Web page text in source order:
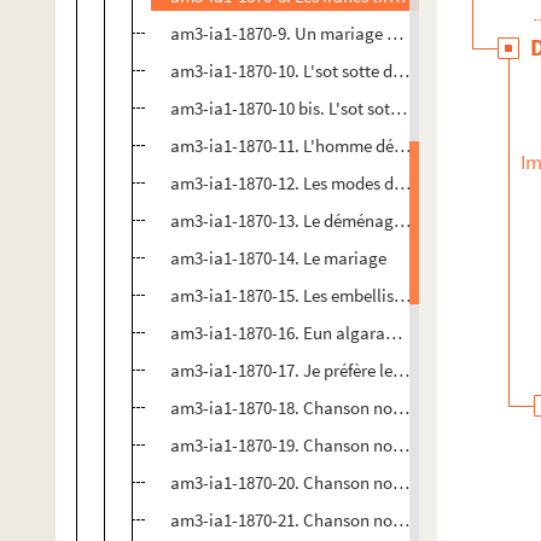
am3-ia1-1870-9. Un mariage bien désiré
am3-ia1-1870-10. L'sot sotte d'amour
am3-ia1-1870-10 bis. L'sot sotte d'amour
am3-ia1-1870-11. L'homme désespéré
am3-ia1-1870-12. Les modes du jour
am3-ia1-1870-13. Le déménagement de la rue de
am3-ia1-1870-14. Le mariage
am3-ia1-1870-15. Les embellissements de la ville
am3-ia1-1870-16. Eun algarade du carnaval
am3-ia1-1870-17. Je préfère le vin que la bière
am3-ia1-1870-18. Chanson nouvelle chantée par
am3-ia1-1870-19. Chanson nouvelle en patois de
am3-ia1-1870-20. Chanson nouvelle en patois de
am3-ia1-1870-21. Chanson nouvelle en patois de